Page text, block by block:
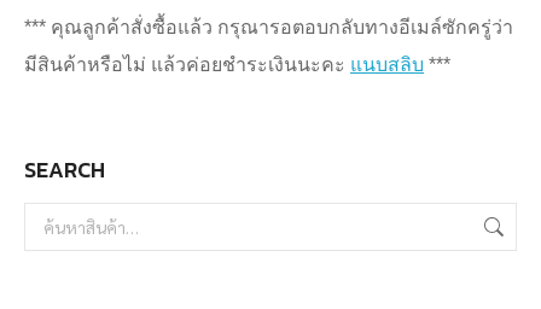
The
on
the
750
บาท
*** คุณลูกค้าสั่งซื้อแล้ว กรุณารอตอบกลับทางอีเมล์ซักครู่ว่า
มีสินค้าหรือไม่ แล้วค่อยชำระเงินนะคะ แนบสลิบ ***
SEARCH